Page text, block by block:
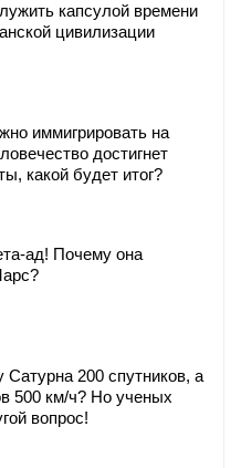
капсулой времени
цивилизации
иммигрировать на
достигнет
какой будет итог?
ад! Почему она
Сатурна 200 спутников, а
500 км/ч? Но ученых
вопрос!